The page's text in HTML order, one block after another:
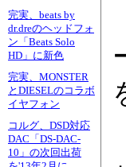
完実、beats by
dr.dreのヘッドフォ
ン「Beats Solo
HD」に新色
完実、MONSTER
とDIESELのコラボ
イヤフォン
コルグ、DSD対応
DAC「DS-DAC-
10」の次回出荷